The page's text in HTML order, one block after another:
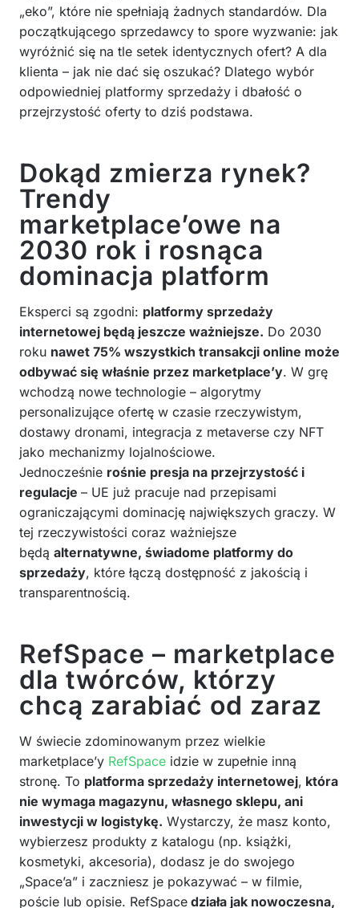
„eko”, które nie spełniają żadnych standardów. Dla
początkującego sprzedawcy to spore wyzwanie: jak
wyróżnić się na tle setek identycznych ofert? A dla
klienta – jak nie dać się oszukać? Dlatego wybór
odpowiedniej platformy sprzedaży i dbałość o
przejrzystość oferty to dziś podstawa.
Dokąd zmierza rynek?
Trendy
marketplace’owe na
2030 rok i rosnąca
dominacja platform
Eksperci są zgodni: platformy sprzedaży
internetowej będą jeszcze ważniejsze. Do 2030
roku nawet 75% wszystkich transakcji online może
odbywać się właśnie przez marketplace’y. W grę
wchodzą nowe technologie – algorytmy
personalizujące ofertę w czasie rzeczywistym,
dostawy dronami, integracja z metaverse czy NFT
jako mechanizmy lojalnościowe.
Jednocześnie rośnie presja na przejrzystość i
regulacje – UE już pracuje nad przepisami
ograniczającymi dominację największych graczy. W
tej rzeczywistości coraz ważniejsze
będą alternatywne, świadome platformy do
sprzedaży, które łączą dostępność z jakością i
transparentnością.
RefSpace – marketplace
dla twórców, którzy
chcą zarabiać od zaraz
W świecie zdominowanym przez wielkie
marketplace’y RefSpace idzie w zupełnie inną
stronę. To platforma sprzedaży internetowej, która
nie wymaga magazynu, własnego sklepu, ani
inwestycji w logistykę. Wystarczy, że masz konto,
wybierzesz produkty z katalogu (np. książki,
kosmetyki, akcesoria), dodasz je do swojego
„Space’a” i zaczniesz je pokazywać – w filmie,
poście lub opisie. RefSpace działa jak nowoczesna,